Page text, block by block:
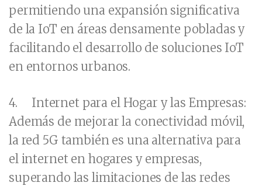
permitiendo una expansión significativa
de la IoT en áreas densamente pobladas y
facilitando el desarrollo de soluciones IoT
en entornos urbanos.
4. Internet para el Hogar y las Empresas:
Además de mejorar la conectividad móvil,
la red 5G también es una alternativa para
el internet en hogares y empresas,
superando las limitaciones de las redes